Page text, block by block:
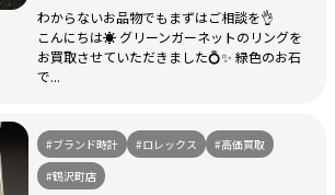
わからないお品物でもまずはご相談を👌
こんにちは☀️ グリーンガーネットのリングを
お買取させていただきました💍✨ 緑色のお石
で...
#ブランド時計 #ロレックス
#高価買取
#鶴沢町店